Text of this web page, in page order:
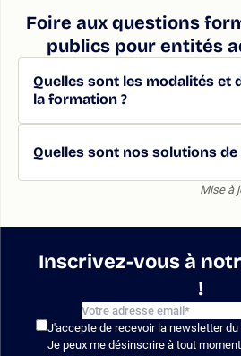
Foire aux questions
publics pour entités
Quelles sont les modalités et
la formation ?
Quelles sont nos solutions de
Mise à
Inscrivez-vous à
!
J'accepte de recevoir la newsletter du
Je peux me désinscrire à tout